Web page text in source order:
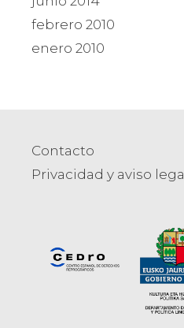
febrero 2010
enero 2010
Contacto
Privacidad y aviso legal